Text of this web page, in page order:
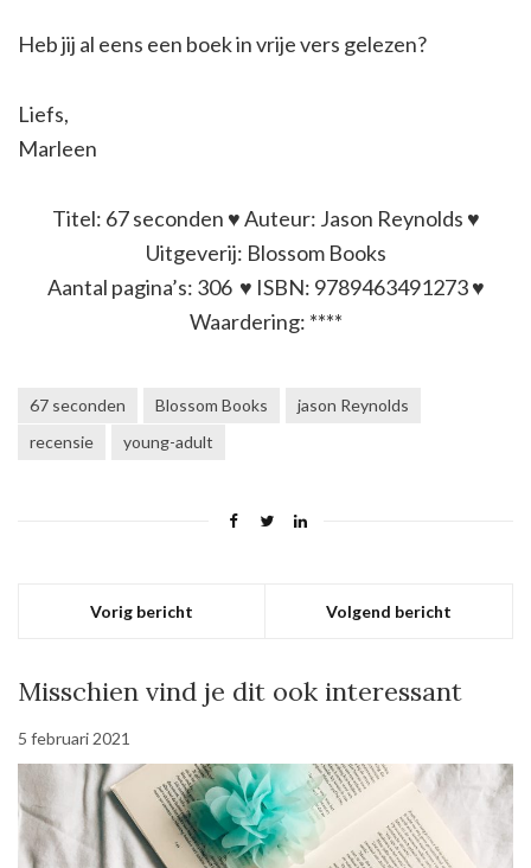
Heb jij al eens een boek in vrije vers gelezen?
Liefs,
Marleen
Titel: 67 seconden ♥ Auteur: Jason Reynolds ♥
Uitgeverij: Blossom Books
Aantal pagina’s: 306 ♥ ISBN: 9789463491273 ♥
Waardering: ****
67 seconden Blossom Books
jason Reynolds
recensie
young-adult
Vorig bericht Volgend bericht
Misschien vind je dit ook interessant
5 februari 2021